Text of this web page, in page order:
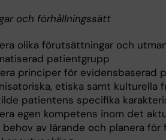
och förhållningssätt
olika förutsättningar och
patientgrupp
principer för evidensbaserad
etiska samt kulturella
patientens specifika
egen kompetens inom det
behov av lärande och planera